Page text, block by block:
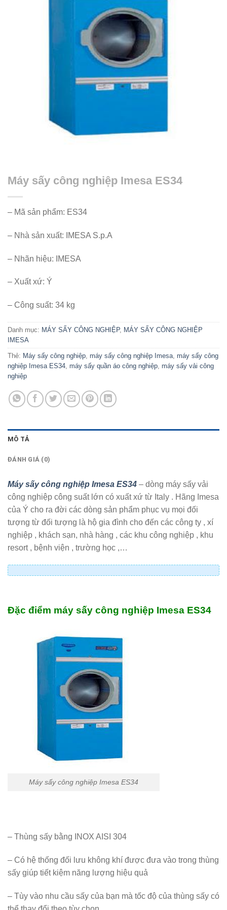
Máy sấy công nghiệp Imesa ES34
– Mã sản phẩm: ES34
– Nhà sản xuất: IMESA S.p.A
– Nhãn hiệu: IMESA
– Xuất xứ: Ý
– Công suất: 34 kg
Danh mục: MÁY SẤY CÔNG NGHIỆP, MÁY SẤY CÔNG NGHIỆP
IMESA
Thẻ: Máy sấy công nghiệp, máy sấy công nghiệp Imesa, máy sấy công
nghiệp Imesa ES34, máy sấy quần áo công nghiệp, máy sấy vải công
nghiệp
MÔ TẢ
ĐÁNH GIÁ (0)
Máy sấy công nghiệp Imesa ES34 – dòng máy sấy vải
công nghiệp công suất lớn có xuất xứ từ Italy . Hãng Imesa
của Ý cho ra đời các dòng sản phẩm phục vụ mọi đối
tượng từ đối tượng là hộ gia đình cho đến các công ty , xí
nghiệp , khách sạn, nhà hàng , các khu công nghiệp , khu
resort , bệnh viện , trường học ,…
Đặc điểm máy sấy công nghiệp Imesa ES34
Máy sấy công nghiệp Imesa ES34
– Thùng sấy bằng INOX AISI 304
– Có hệ thống đối lưu không khí được đưa vào trong thùng
sấy giúp tiết kiệm năng lượng hiệu quả
– Tùy vào nhu cầu sấy của bạn mà tốc độ của thùng sấy có